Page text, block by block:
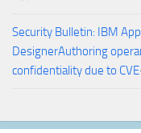
Security Bulletin: IBM
DesignerAuthoring
confidentiality due to